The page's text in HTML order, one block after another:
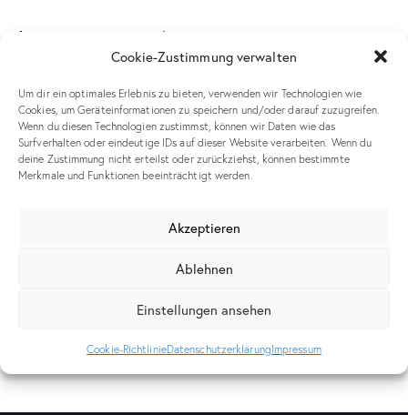
Cookie-Zustimmung verwalten
Um dir ein optimales Erlebnis zu bieten, verwenden wir Technologien wie
Cookies, um Geräteinformationen zu speichern und/oder darauf zuzugreifen.
Wenn du diesen Technologien zustimmst, können wir Daten wie das
Surfverhalten oder eindeutige IDs auf dieser Website verarbeiten. Wenn du
deine Zustimmung nicht erteilst oder zurückziehst, können bestimmte
Merkmale und Funktionen beeinträchtigt werden.
Akzeptieren
Ablehnen
Einstellungen ansehen
Cookie-RichtlinieDatenschutzerklärungImpressum
Leave a comment
Meinen Namen, meine E-Mail-Adresse und meine Website in
diesem Browser für die nächste Kommentierung speichern.
Ich stimme zu, dass meine übermittelten Daten